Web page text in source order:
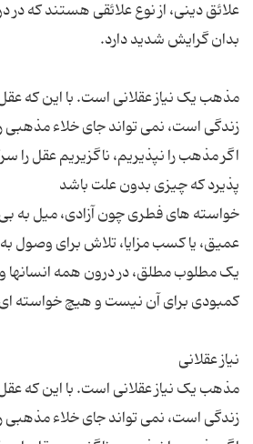
علائق دینی، از نوع علائقی هستند که در
مذهب یک نیاز عقلانی است. با این که
زندگی است، نمی تواند جای خلاء مذهبی
اگر مذهب را نپذیریم، ناگزیریم عقل را
خواسته های فطری چون آزادی، میل به بی
عمیق، یا کسب مزایا، تلاش برای وصول
یک مطلوب مطلق، در درون همه انسانها
مذهب یک نیاز عقلانی است. با این که
زندگی است، نمی تواند جای خلاء مذهبی